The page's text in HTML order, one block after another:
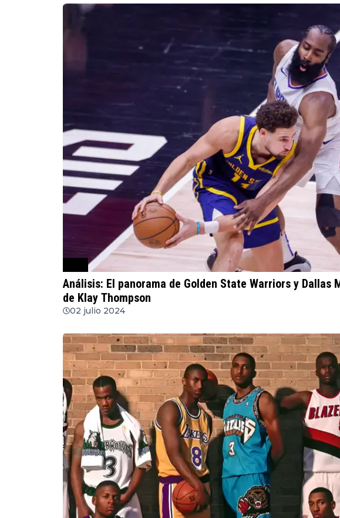
Análisis: El panorama de Golden State Warriors y Dallas
de Klay Thompson
02 julio 2024